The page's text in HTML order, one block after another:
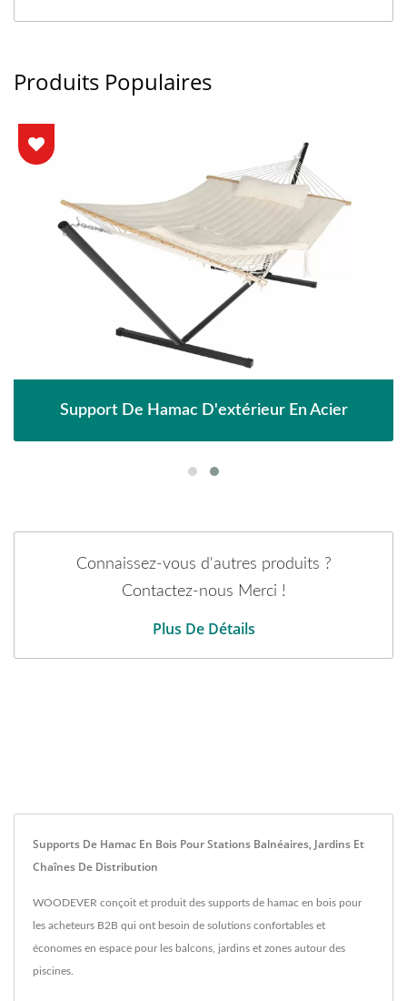
Produits Populaires
Support De Hamac D'extérieur En Acier
Connaissez-vous d'autres produits ?
Contactez-nous Merci !
Plus De Détails
Supports De Hamac En Bois Pour Stations Balnéaires, Jardins Et
Chaînes De Distribution
WOODEVER conçoit et produit des supports de hamac en bois pour
les acheteurs B2B qui ont besoin de solutions confortables et
économes en espace pour les balcons, jardins et zones autour des
piscines.